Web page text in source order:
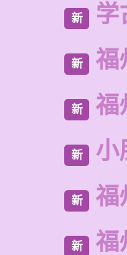
新 学
新 福
新 福
新 小
新 福
新 福